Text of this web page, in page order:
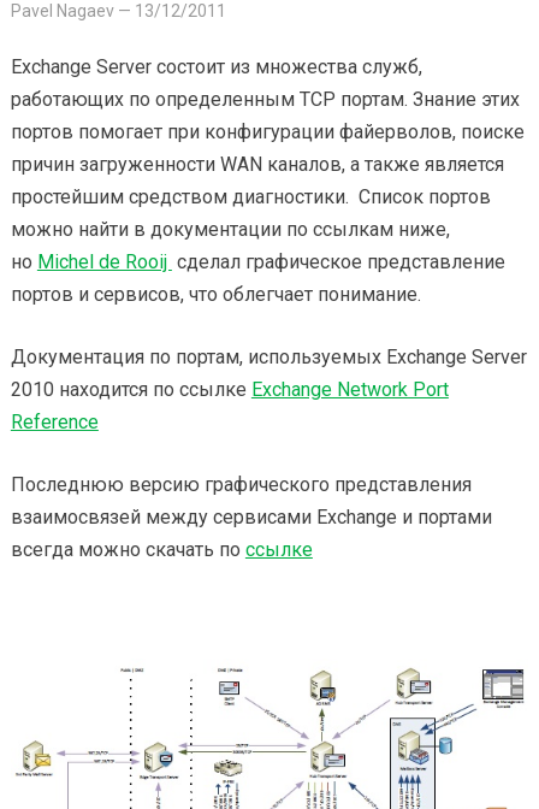
Pavel Nagaev— 13/12/2011
Exchange Server состоит из множества служб,
работающих по определенным TCP портам. Знание этих
портов помогает при конфигурации файерволов, поиске
причин загруженности WAN каналов, а также является
простейшим средством диагностики. Список портов
можно найти в документации по ссылкам ниже,
но Michel de Rooij сделал графическое представление
портов и сервисов, что облегчает понимание.
Документация по портам, используемых Exchange Server
2010 находится по ссылке Exchange Network Port
Reference
Последнюю версию графического представления
взаимосвязей между сервисами Exchange и портами
всегда можно скачать по ссылке